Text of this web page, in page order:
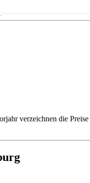
verzeichnen die